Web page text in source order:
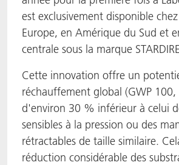
est exclusivement disponible
Europe, en Amérique du Sud et
centrale sous la marque
Cette innovation offre un
réchauffement global (GWP 100,
d'environ 30 % inférieur à celui
sensibles à la pression ou des
rétractables de taille similaire.
réduction considérable des